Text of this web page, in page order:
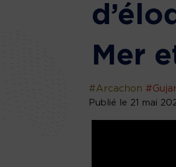
Mer
#Arcachon
Publié le 21 mai